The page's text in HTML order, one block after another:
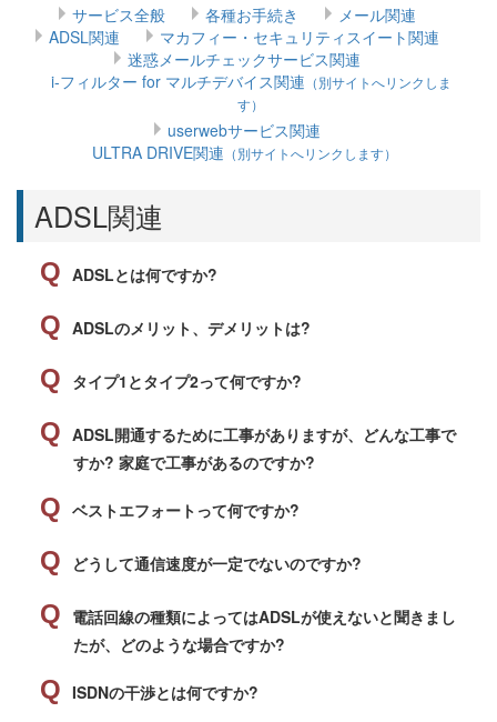
サービス全般 各種お手続き
メール関連
ADSL関連
マカフィー・セキュリティスイート関連
迷惑メールチェックサービス関連
i-フィルター for マルチデバイス関連 （別サイトへリンクしま
す）
userwebサービス関連
ULTRA DRIVE関連 （別サイトへリンクします）
ADSL関連
ADSLとは何ですか?
ADSLのメリット、デメリットは?
タイプ1とタイプ2って何ですか?
ADSL開通するために工事がありますが、どんな工事で
すか? 家庭で工事があるのですか?
ベストエフォートって何ですか?
どうして通信速度が一定でないのですか?
電話回線の種類によってはADSLが使えないと聞きまし
たが、どのような場合ですか?
ISDNの干渉とは何ですか?